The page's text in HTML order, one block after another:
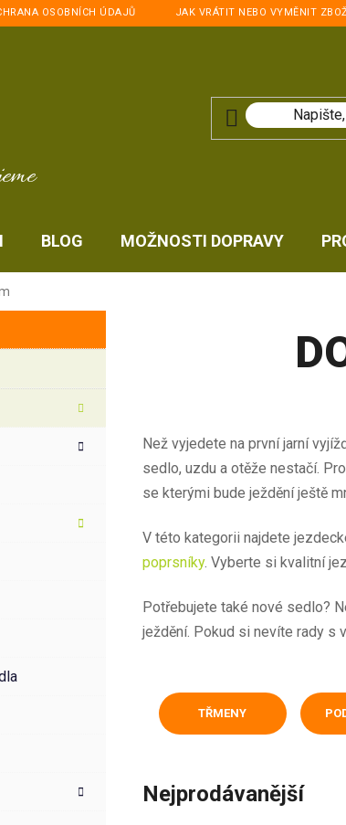
OSOBNÍCH ÚDAJŮ JAK VRÁTIT NEBO VYMĚNIT
BLOG MOŽNOSTI DOPRAVY
Než vyjedete na první jarní
sedlo, uzdu a otěže nestačí.
se kterými bude ježdění ještě
V této kategorii najdete
poprsníky. Vyberte si kvalitní
Potřebujete také nové sedlo?
ježdění. Pokud si nevíte rady s
TŘMENY
Nejprodávanější